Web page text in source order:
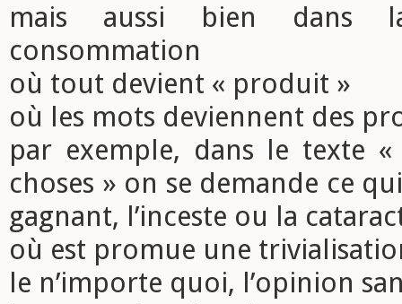
mais aussi bien dans
consommation
où tout devient « produit »
où les mots deviennent des
par exemple, dans le texte
choses » on se demande ce
gagnant, l’inceste ou la
où est promue une
le n’importe quoi, l’opinion